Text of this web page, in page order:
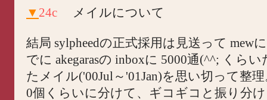
▼ 24c メイルについて
結局 sylpheedの正式採用は見送って mew
でに akegarasの inboxに 5000通(^^; くら
たメイル('00Jul～'01Jan)を思い切って整
0個くらいに分けて、ギコギコと振り分け